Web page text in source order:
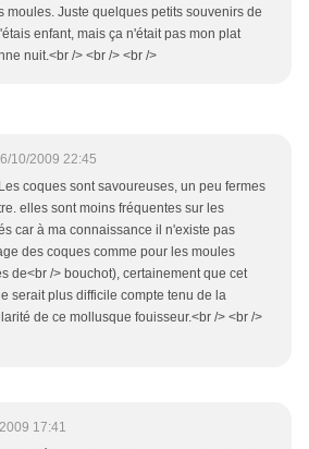
moules. Juste quelques petits souvenirs de
enfant, mais ça n'était pas mon plat
nuit.<br /> <br /> <br />
10/2009 22:45
coques sont savoureuses, un peu fermes
elles sont moins fréquentes sur les
car à ma connaissance il n'existe pas
des coques comme pour les moules
de<br /> bouchot), certainement que cet
serait plus difficile compte tenu de la
de ce mollusque fouisseur.<br /> <br />
17:41